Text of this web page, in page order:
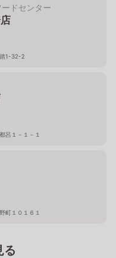
ドセンター
1-32-2
呂１－１－１
町１０１６１
る